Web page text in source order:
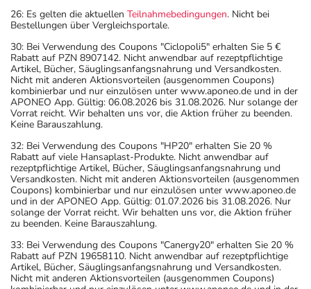
26: Es gelten die aktuellen Teilnahmebedingungen. Nicht bei
Bestellungen über Vergleichsportale.
30: Bei Verwendung des Coupons "Ciclopoli5" erhalten Sie 5 €
Rabatt auf PZN 8907142. Nicht anwendbar auf rezeptpflichtige
Artikel, Bücher, Säuglingsanfangsnahrung und Versandkosten.
Nicht mit anderen Aktionsvorteilen (ausgenommen Coupons)
kombinierbar und nur einzulösen unter www.aponeo.de und in der
APONEO App. Gültig: 06.08.2026 bis 31.08.2026. Nur solange der
Vorrat reicht. Wir behalten uns vor, die Aktion früher zu beenden.
Keine Barauszahlung.
32: Bei Verwendung des Coupons "HP20" erhalten Sie 20 %
Rabatt auf viele Hansaplast-Produkte. Nicht anwendbar auf
rezeptpflichtige Artikel, Bücher, Säuglingsanfangsnahrung und
Versandkosten. Nicht mit anderen Aktionsvorteilen (ausgenommen
Coupons) kombinierbar und nur einzulösen unter www.aponeo.de
und in der APONEO App. Gültig: 01.07.2026 bis 31.08.2026. Nur
solange der Vorrat reicht. Wir behalten uns vor, die Aktion früher
zu beenden. Keine Barauszahlung.
33: Bei Verwendung des Coupons "Canergy20" erhalten Sie 20 %
Rabatt auf PZN 19658110. Nicht anwendbar auf rezeptpflichtige
Artikel, Bücher, Säuglingsanfangsnahrung und Versandkosten.
Nicht mit anderen Aktionsvorteilen (ausgenommen Coupons)